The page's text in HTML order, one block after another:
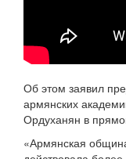
Об этом заявил
армянских
Ордуханян в
«Армянская